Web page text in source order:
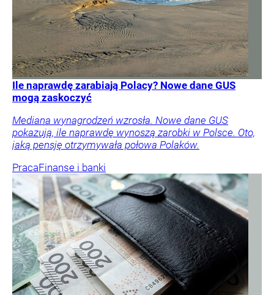
Ile naprawdę zarabiają Polacy? Nowe dane GUS
mogą zaskoczyć
Mediana wynagrodzeń wzrosła. Nowe dane GUS
pokazują, ile naprawdę wynoszą zarobki w Polsce. Oto,
jaką pensję otrzymywała połowa Polaków.
PracaFinanse i banki